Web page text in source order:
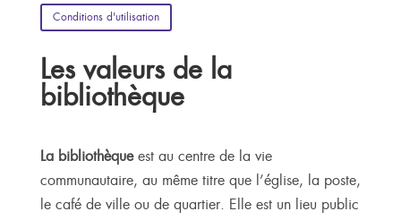
Conditions d'utilisation
Les valeurs de la
bibliothèque
La bibliothèqueest au centre de la vie
communautaire, au même titre que l’église, la poste,
le café de ville ou de quartier. Elle est un lieu public